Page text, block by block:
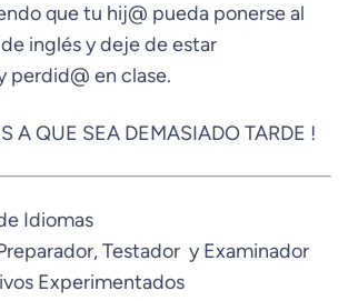
que tu hij@ pueda ponerse al
inglés y deje de estar
perdid@ en clase.
A QUE SEA DEMASIADO TARDE !
Idiomas
Testador y Examinador
Experimentados